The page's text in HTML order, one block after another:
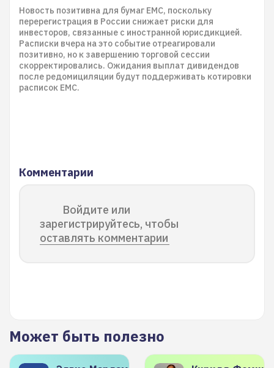
Новость позитивна для бумаг EMC, поскольку
перерегистрация в России снижает риски для
инвесторов, связанные с иностранной юрисдикцией.
Расписки вчера на это событие отреагировали
позитивно, но к завершению торговой сессии
скорректировались. Ожидания выплат дивидендов
после редомициляции будут поддерживать котировки
расписок EMC.
Комментарии
Войдите или
зарегистрируйтесь, чтобы
оставлять комментарии
Может быть полезно